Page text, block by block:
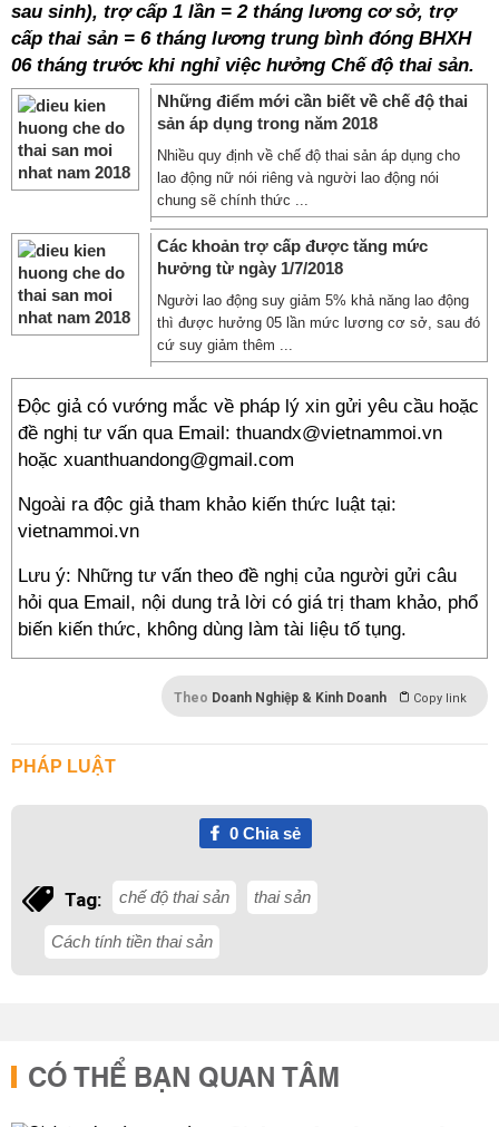
sau sinh), trợ cấp 1 lần = 2 tháng lương cơ sở, trợ
cấp thai sản = 6 tháng lương trung bình đóng BHXH
06 tháng trước khi nghỉ việc hưởng Chế độ thai sản.
Những điểm mới cần biết về chế độ thai
sản áp dụng trong năm 2018
Nhiều quy định về chế độ thai sản áp dụng cho
lao động nữ nói riêng và người lao động nói
chung sẽ chính thức ...
Các khoản trợ cấp được tăng mức
hưởng từ ngày 1/7/2018
Người lao động suy giảm 5% khả năng lao động
thì được hưởng 05 lần mức lương cơ sở, sau đó
cứ suy giảm thêm ...
Độc giả có vướng mắc về pháp lý xin gửi yêu cầu hoặc
đề nghị tư vấn qua Email: thuandx@vietnammoi.vn
hoặc xuanthuandong@gmail.com
Ngoài ra độc giả tham khảo kiến thức luật tại:
vietnammoi.vn
Lưu ý: Những tư vấn theo đề nghị của người gửi câu
hỏi qua Email, nội dung trả lời có giá trị tham khảo, phổ
biến kiến thức, không dùng làm tài liệu tố tụng.
Theo Doanh Nghiệp & Kinh Doanh Copy link
PHÁP LUẬT
0Chia sẻ
Tag: chế độ thai sản thai sản
Cách tính tiền thai sản
CÓ THỂ BẠN QUAN TÂM